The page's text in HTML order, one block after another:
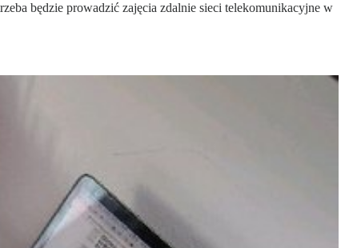
będzie prowadzić zajęcia zdalnie sieci telekomunikacyjne w